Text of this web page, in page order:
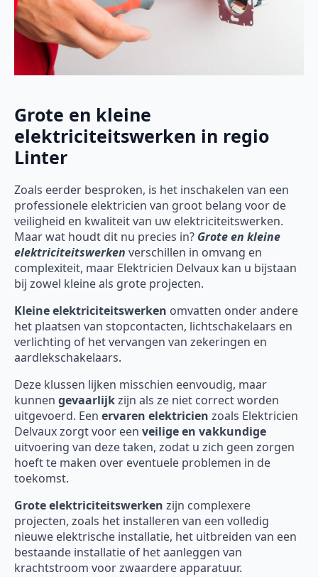
Grote en kleine
elektriciteitswerken in regio
Linter
Zoals eerder besproken, is het inschakelen van een
professionele elektricien van groot belang voor de
veiligheid en kwaliteit van uw elektriciteitswerken.
Maar wat houdt dit nu precies in? Grote en kleine
elektriciteitswerken verschillen in omvang en
complexiteit, maar Elektricien Delvaux kan u bijstaan
bij zowel kleine als grote projecten.
Kleine elektriciteitswerken omvatten onder andere
het plaatsen van stopcontacten, lichtschakelaars en
verlichting of het vervangen van zekeringen en
aardlekschakelaars.
Deze klussen lijken misschien eenvoudig, maar
kunnen gevaarlijkzijn als ze niet correct worden
uitgevoerd. Een ervaren elektricien zoals Elektricien
Delvaux zorgt voor een veilige en vakkundige
uitvoering van deze taken, zodat u zich geen zorgen
hoeft te maken over eventuele problemen in de
toekomst.
Grote elektriciteitswerken zijn complexere
projecten, zoals het installeren van een volledig
nieuwe elektrische installatie, het uitbreiden van een
bestaande installatie of het aanleggen van
krachtstroom voor zwaardere apparatuur.